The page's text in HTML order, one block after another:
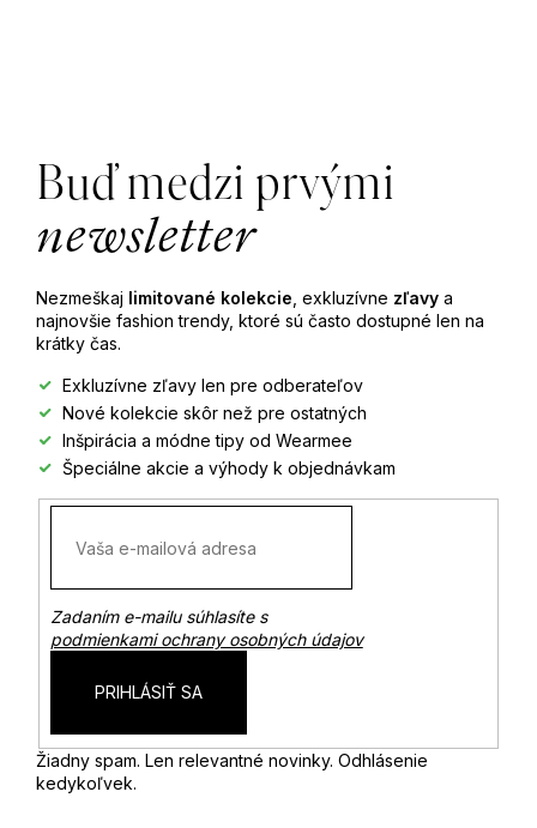
Buď medzi prvými
newsletter
Nezmeškaj limitované kolekcie , exkluzívne zľavy a
najnovšie fashion trendy, ktoré sú často dostupné len na
krátky čas.
Exkluzívne zľavy len pre odberateľov
Nové kolekcie skôr než pre ostatných
Inšpirácia a módne tipy od Wearmee
Špeciálne akcie a výhody k objednávkam
Zadaním e-mailu súhlasíte s
podmienkami ochrany osobných údajov
PRIHLÁSIŤ SA
Žiadny spam. Len relevantné novinky. Odhlásenie
kedykoľvek.